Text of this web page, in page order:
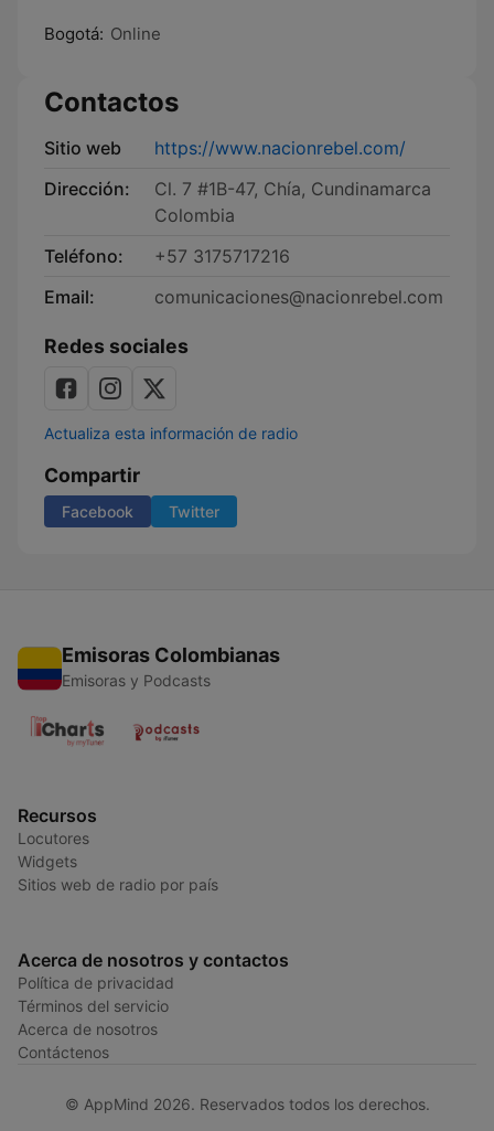
Bogotá: Online
Contactos
Sitio web
https://www.nacionrebel.com/
Dirección:
Cl. 7 #1B-47, Chía, Cundinamarca
Colombia
Teléfono:
+57 3175717216
Email:
comunicaciones@nacionrebel.com
Redes sociales
Actualiza esta información de radio
Compartir
Facebook Twitter
Emisoras Colombianas
Emisoras y Podcasts
Recursos
Locutores
Widgets
Sitios web de radio por país
Acerca de nosotros y contactos
Política de privacidad
Términos del servicio
Acerca de nosotros
Contáctenos
© AppMind 2026. Reservados todos los derechos.